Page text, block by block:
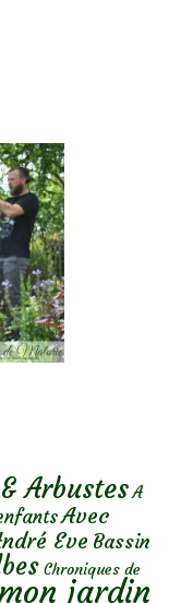
Arbustes A
Avec
Eve Bassin
Chroniques de
jardin